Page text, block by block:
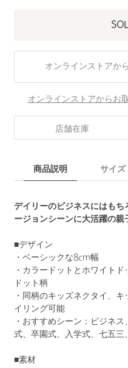
オンラインストアか
オンラインストアからお
店舗在庫
商品説明 サイズ
デイリーのビジネスにはも
ージョンシーンに大活躍の親
■デザイン
・ベーシックな8cm幅
・カラードットとホワイト
ドット柄
・同柄のキッズネクタイ、
イリング可能
・おすすめシーン：ビジネ
式、卒園式、入学式、七五三
■素材